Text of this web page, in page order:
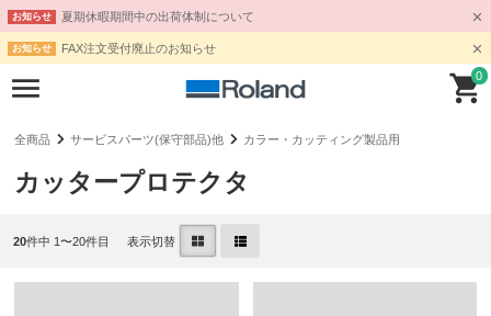
お知らせ 夏期休暇期間中の出荷体制について
お知らせ FAX注文受付廃止のお知らせ
0
全商品 サービスパーツ(保守部品)他 カラー・カッティング製品用
カッタープロテクタ
20件中 1〜20件目 表示切替